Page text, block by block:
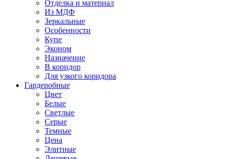
Отделка и материал
Из МДФ
Зеркальные
Особенности
Купе
Эконом
Назначение
В коридор
Для узкого коридора
Гардеробные
Цвет
Белые
Светлые
Серые
Темные
Цена
Элитные